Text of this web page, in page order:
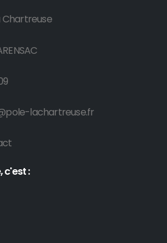
Chartreuse
lachartreuse.fr
c'est :